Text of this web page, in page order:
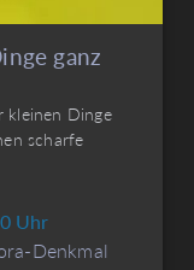
ganz
kleinen Dinge
scharfe
Uhr
Denkmal